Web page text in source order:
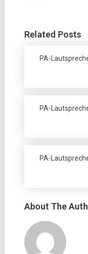
Related Posts
PA-
PA-
PA-
About The